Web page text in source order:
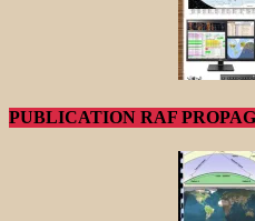
PUBLICATION RAF